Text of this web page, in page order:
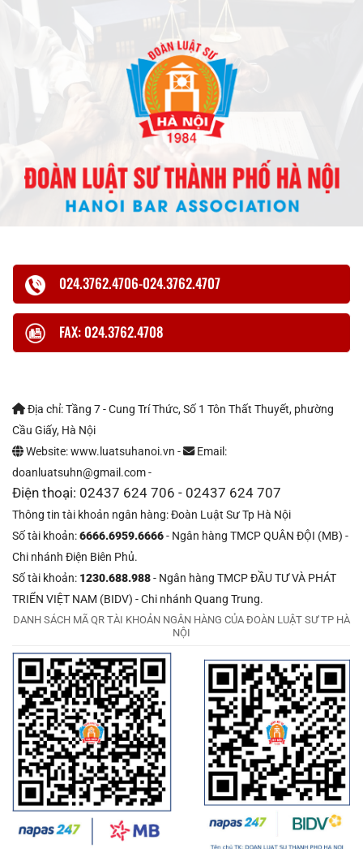
024.3762.4706-024.3762.4707
FAX: 024.3762.4708
Địa chỉ: Tầng 7 - Cung Trí Thức, Số 1 Tôn Thất Thuyết, phường
Cầu Giấy, Hà Nội
Website: www.luatsuhanoi.vn -
Email:
doanluatsuhn@gmail.com -
Điện thoại: 02437 624 706 - 02437 624 707
Thông tin tài khoản ngân hàng: Đoàn Luật Sư Tp Hà Nội
Số tài khoản:6666.6959.6666- Ngân hàng TMCP QUÂN ĐỘI (MB) -
Chi nhánh Điện Biên Phủ.
Số tài khoản: 1230.688.988- Ngân hàng TMCP ĐẦU TƯ VÀ PHÁT
TRIỂN VIỆT NAM (BIDV) - Chi nhánh Quang Trung.
DANH SÁCH MÃ QR TÀI KHOẢN NGÂN HÀNG CỦA ĐOÀN LUẬT SƯ TP HÀ
NỘI